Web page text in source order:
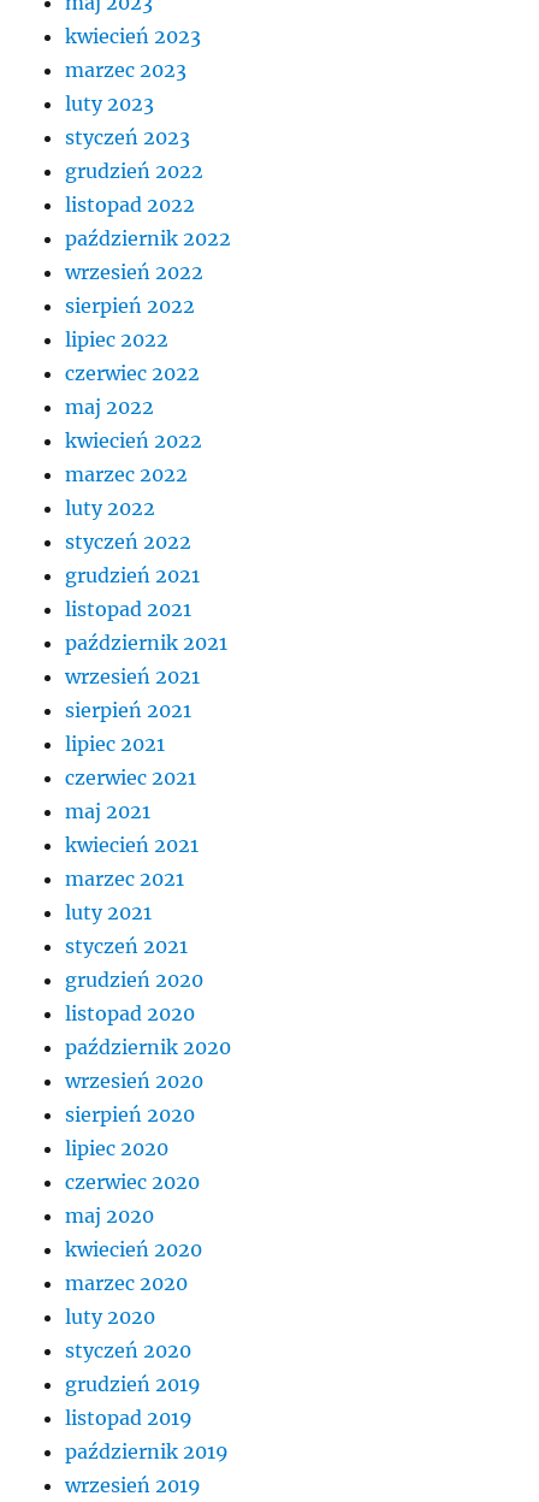
kwiecień 2023
marzec 2023
luty 2023
styczeń 2023
grudzień 2022
listopad 2022
październik 2022
wrzesień 2022
sierpień 2022
lipiec 2022
czerwiec 2022
maj 2022
kwiecień 2022
marzec 2022
luty 2022
styczeń 2022
grudzień 2021
listopad 2021
październik 2021
wrzesień 2021
sierpień 2021
lipiec 2021
czerwiec 2021
maj 2021
kwiecień 2021
marzec 2021
luty 2021
styczeń 2021
grudzień 2020
listopad 2020
październik 2020
wrzesień 2020
sierpień 2020
lipiec 2020
czerwiec 2020
maj 2020
kwiecień 2020
marzec 2020
luty 2020
styczeń 2020
grudzień 2019
listopad 2019
październik 2019
wrzesień 2019